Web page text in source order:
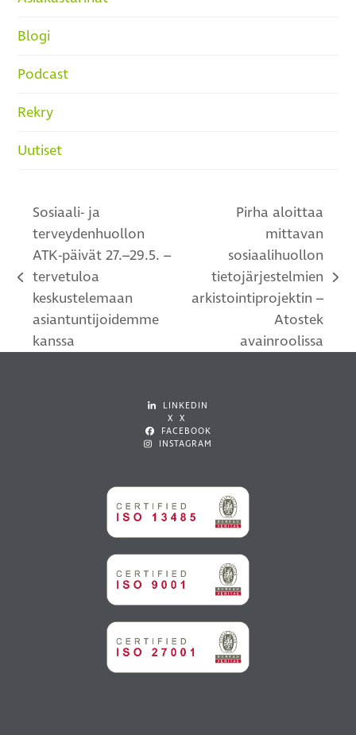
Blogi
Podcast
Rekry
Uutiset
previous
post:
Sosiaali- ja
terveydenhuollon
ATK-päivät 27.–29.5. –
tervetuloa
keskustelemaan
asiantuntijoidemme
kanssa
next
post:
Pirha aloittaa
mittavan
sosiaalihuollon
tietojärjestelmien
arkistointiprojektin –
Atostek
avainroolissa
LINKEDIN
X X
FACEBOOK
INSTAGRAM